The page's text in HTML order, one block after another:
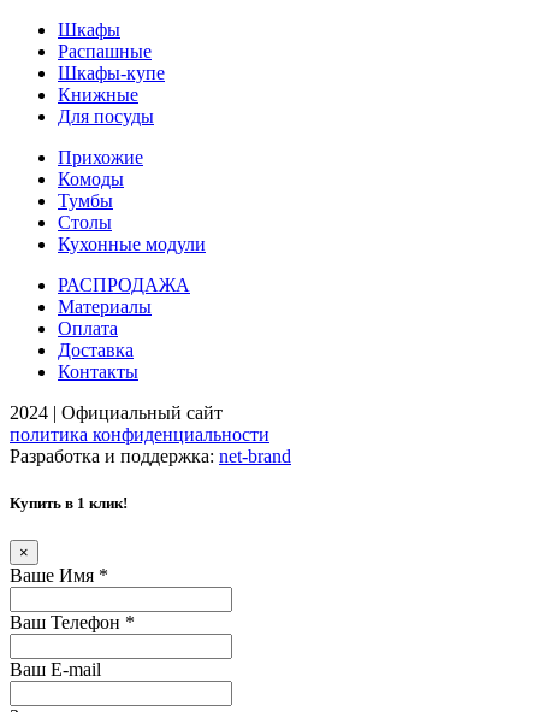
Шкафы
Распашные
Шкафы-купе
Книжные
Для посуды
Прихожие
Комоды
Тумбы
Столы
Кухонные модули
РАСПРОДАЖА
Материалы
Оплата
Доставка
Контакты
2024 | Официальный сайт
политика конфиденциальности
Разработка и поддержка: net-brand
Купить в 1 клик!
×
Ваше Имя *
Ваш Телефон *
Ваш E-mail